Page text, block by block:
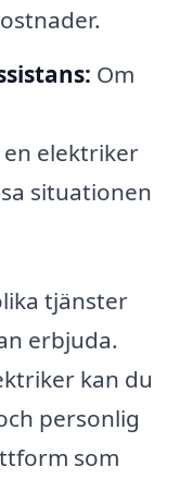
Om
elektriker
situationen
tjänster
erbjuda.
kan du
personlig
som